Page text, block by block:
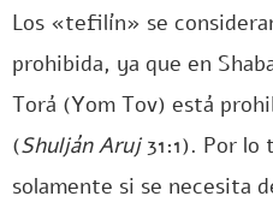
Los «tefilín» se
prohibida, ya que en
Torá (Yom Tov) está
(Shulján Aruj31:1). Por lo
solamente si se necesita